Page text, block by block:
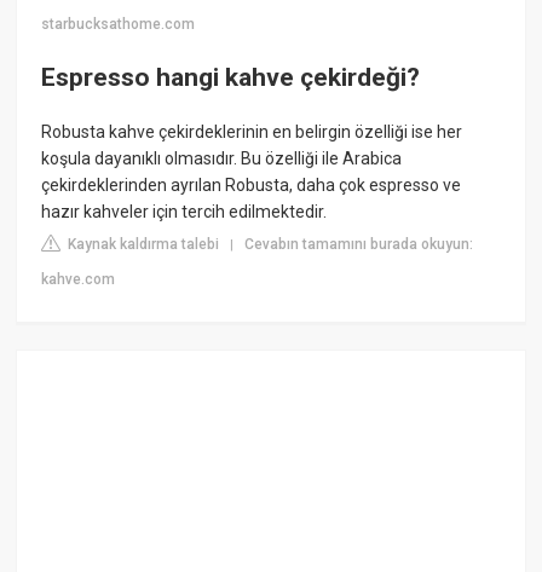
starbucksathome.com
Espresso hangi kahve çekirdeği?
Robusta kahve çekirdeklerinin en belirgin özelliği ise her
koşula dayanıklı olmasıdır. Bu özelliği ile Arabica
çekirdeklerinden ayrılan Robusta, daha çok espresso ve
hazır kahveler için tercih edilmektedir.
Kaynak kaldırma talebi |Cevabın tamamını burada okuyun:
kahve.com